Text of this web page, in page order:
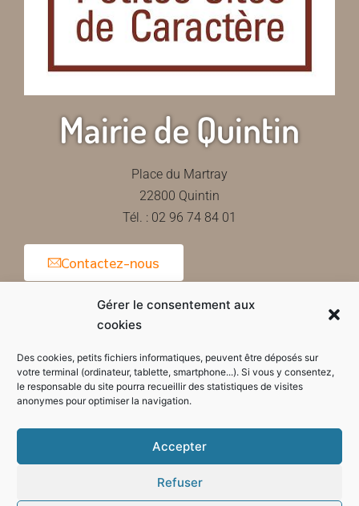
Gérer le consentement aux
cookies
Des cookies, petits fichiers informatiques, peuvent être déposés sur
votre terminal (ordinateur, tablette, smartphone...). Si vous y consentez,
le responsable du site pourra recueillir des statistiques de visites
anonymes pour optimiser la navigation.
Accepter
Refuser
Mairie de Quintin
Place du Martray
22800 Quintin
Tél. : 02 96 74 84 01
Contactez-nous
Horaires d'ouverture de la mairie